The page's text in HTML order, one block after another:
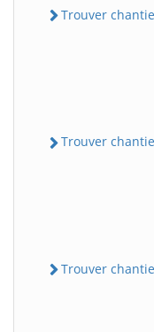
Trouver
Trouver
Trouver